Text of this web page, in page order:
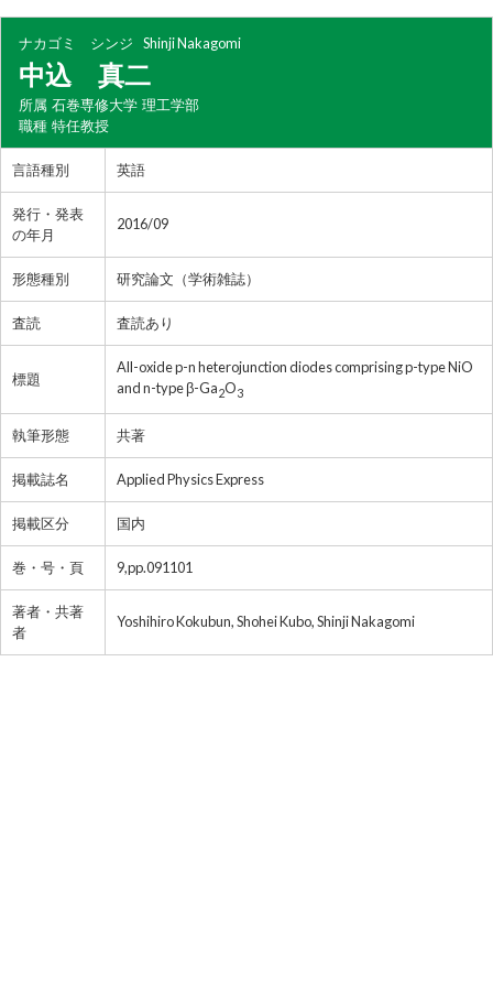
ナカゴミ シンジ Shinji Nakagomi
中込 真二
所属 石巻専修大学 理工学部
職種 特任教授
言語種別 英語
発行・発表
の年月
2016/09
形態種別 研究論文（学術雑誌）
査読 査読あり
標題
All-oxide p-n heterojunction diodes comprising p-type NiO
and n-type β-Ga2O3
執筆形態 共著
掲載誌名 Applied Physics Express
掲載区分 国内
巻・号・頁 9,pp.091101
著者・共著
者
Yoshihiro Kokubun, Shohei Kubo, Shinji Nakagomi